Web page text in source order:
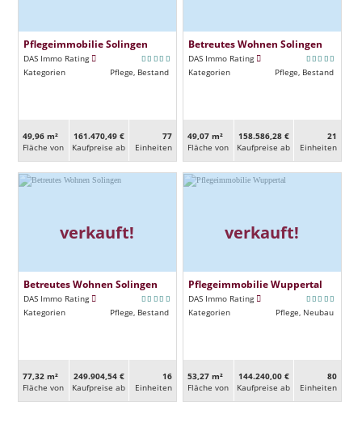
Pflegeimmobilie Solingen
DAS Immo Rating
Kategorien
Pflege, Bestand
49,96 m²
Fläche von
161.470,49 €
Kaufpreise ab
77
Ein­heiten
Betreutes Wohnen Solingen
DAS Immo Rating
Kategorien
Pflege, Bestand
49,07 m²
Fläche von
158.586,28 €
Kaufpreise ab
21
Ein­heiten
verkauft!
Betreutes Wohnen Solingen
DAS Immo Rating
Kategorien
Pflege, Bestand
77,32 m²
Fläche von
249.904,54 €
Kaufpreise ab
16
Ein­heiten
verkauft!
Pflegeimmobilie Wuppertal
DAS Immo Rating
Kategorien
Pflege, Neubau
53,27 m²
Fläche von
144.240,00 €
Kaufpreise ab
80
Ein­heiten